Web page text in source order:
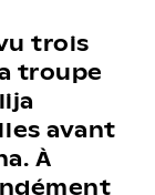
trois
troupe
avant
À